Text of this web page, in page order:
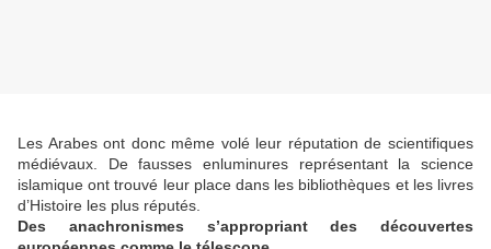
Les Arabes ont donc même volé leur réputation de scientifiques
médiévaux. De fausses enluminures représentant la science
islamique ont trouvé leur place dans les bibliothèques et les livres
d’Histoire les plus réputés.
Des anachronismes s’appropriant des découvertes